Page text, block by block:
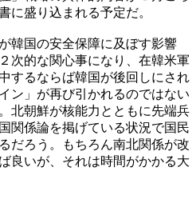
に盛り込まれる予定だ。
韓国の安全保障に及ぼす影響
次的な関心事になり、在韓米軍
するならば韓国が後回しにされ
ン」が再び引かれるのではない
北朝鮮が核能力とともに先端兵
関係論を掲げている状況で国民
だろう。もちろん南北関係が改
良いが、それは時間がかかる大